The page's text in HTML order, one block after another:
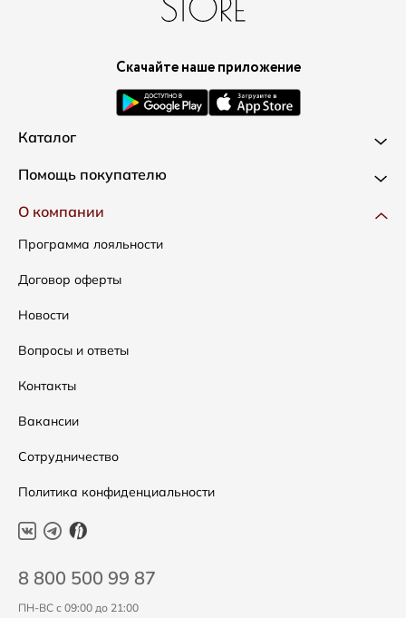
Скачайте наше приложение
Каталог
Новинки
Одежда
Сумки
Аксессуары
Распродажа
Подарочные сертификаты
Помощь покупателю
Доставка и оплата
Как оформить заказ
Условия возвратов
Таблица размеров
Уход за одеждой
О компании
Программа лояльности
Договор оферты
Новости
Вопросы и ответы
Контакты
Вакансии
Сотрудничество
Политика конфиденциальности
8 800 500 99 87
ПН-ВС с 09:00 до 21:00